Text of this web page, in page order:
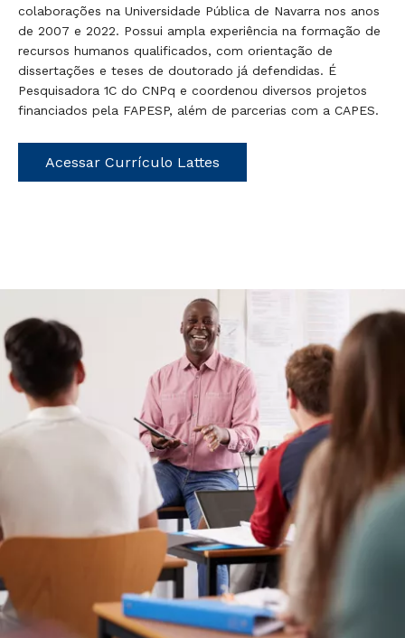
colaborações na Universidade Pública de Navarra nos anos
de 2007 e 2022. Possui ampla experiência na formação de
recursos humanos qualificados, com orientação de
dissertações e teses de doutorado já defendidas. É
Pesquisadora 1C do CNPq e coordenou diversos projetos
financiados pela FAPESP, além de parcerias com a CAPES.
Acessar Currículo Lattes